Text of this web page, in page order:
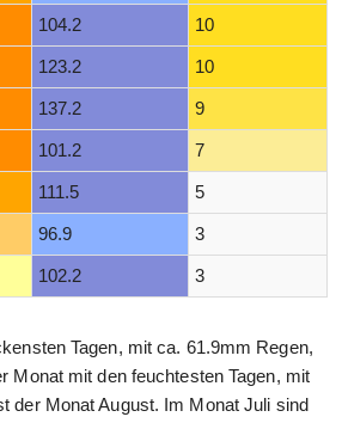
104.2 10
123.2 10
137.2 9
101.2 7
111.5 5
96.9 3
102.2 3
Tagen, mit ca. 61.9mm Regen,
Monat mit den feuchtesten Tagen, mit
der Monat August. Im Monat Juli sind